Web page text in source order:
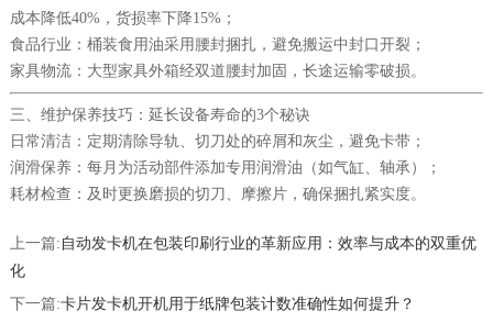
成本降低40%，货损率下降15%；
食品行业：桶装食用油采用腰封捆扎，避免搬运中封口开裂；
家具物流：大型家具外箱经双道腰封加固，长途运输零破损。
三、维护保养技巧：延长设备寿命的3个秘诀
日常清洁：定期清除导轨、切刀处的碎屑和灰尘，避免卡带；
润滑保养：每月为活动部件添加专用润滑油（如气缸、轴承）；
耗材检查：及时更换磨损的切刀、摩擦片，确保捆扎紧实度。
上一篇: 自动发卡机在包装印刷行业的革新应用：效率与成本的双重优
化
下一篇:卡片发卡机开机用于纸牌包装计数准确性如何提升？